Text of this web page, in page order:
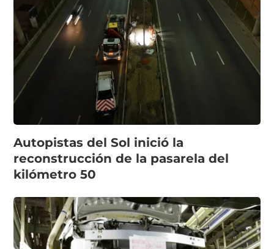
Autopistas del Sol inició la
reconstrucción de la pasarela del
kilómetro 50